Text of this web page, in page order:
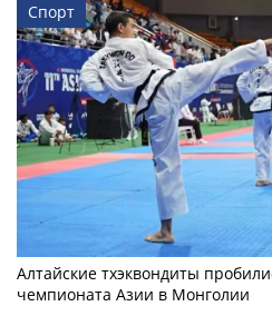
Спорт
Алтайские тхэквондиты
чемпионата Азии в Монголии